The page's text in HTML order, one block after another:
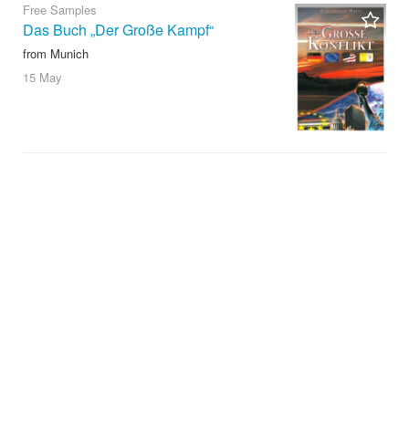
Free Samples
Das Buch „Der Große Kampf“
from Munich
15 May